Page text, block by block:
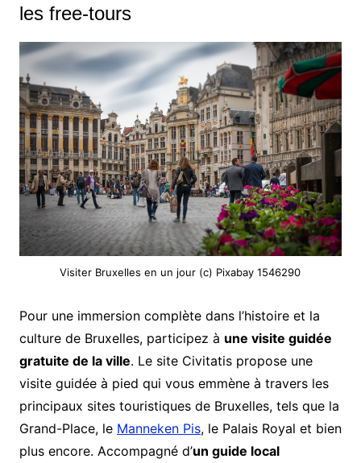
les free-tours
Visiter Bruxelles en un jour (c) Pixabay 1546290
Pour une immersion complète dans l’histoire et la
culture de Bruxelles, participez à une visite guidée
gratuite de la ville. Le site Civitatis propose une
visite guidée à pied qui vous emmène à travers les
principaux sites touristiques de Bruxelles, tels que la
Grand-Place, le Manneken Pis, le Palais Royal et bien
plus encore. Accompagné d’un guide local